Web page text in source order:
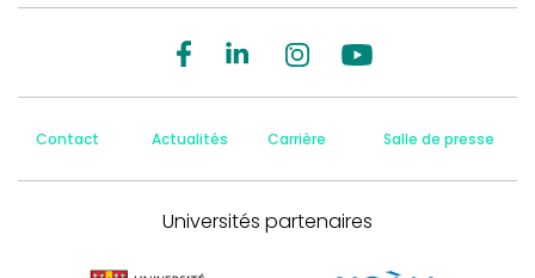
Contact Actualités Carrière Salle de presse
Universités partenaires